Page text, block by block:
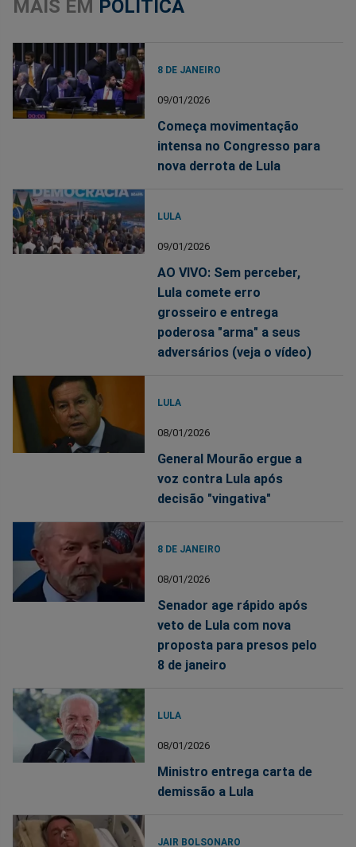
MAIS EM POLÍTICA
8 DE JANEIRO
09/01/2026
Começa movimentação
intensa no Congresso para
nova derrota de Lula
LULA
09/01/2026
AO VIVO: Sem perceber,
Lula comete erro
grosseiro e entrega
poderosa "arma" a seus
adversários (veja o vídeo)
LULA
08/01/2026
General Mourão ergue a
voz contra Lula após
decisão "vingativa"
8 DE JANEIRO
08/01/2026
Senador age rápido após
veto de Lula com nova
proposta para presos pelo
8 de janeiro
LULA
08/01/2026
Ministro entrega carta de
demissão a Lula
JAIR BOLSONARO